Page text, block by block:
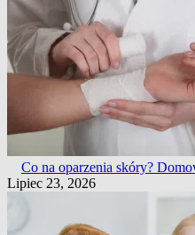
Co na oparzenia skóry?
Lipiec 23, 2026